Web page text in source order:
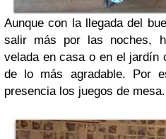
Aunque con la llegada del
salir más por las noches,
velada en casa o en el jardín
de lo más agradable. Por
presencia los juegos de mesa.